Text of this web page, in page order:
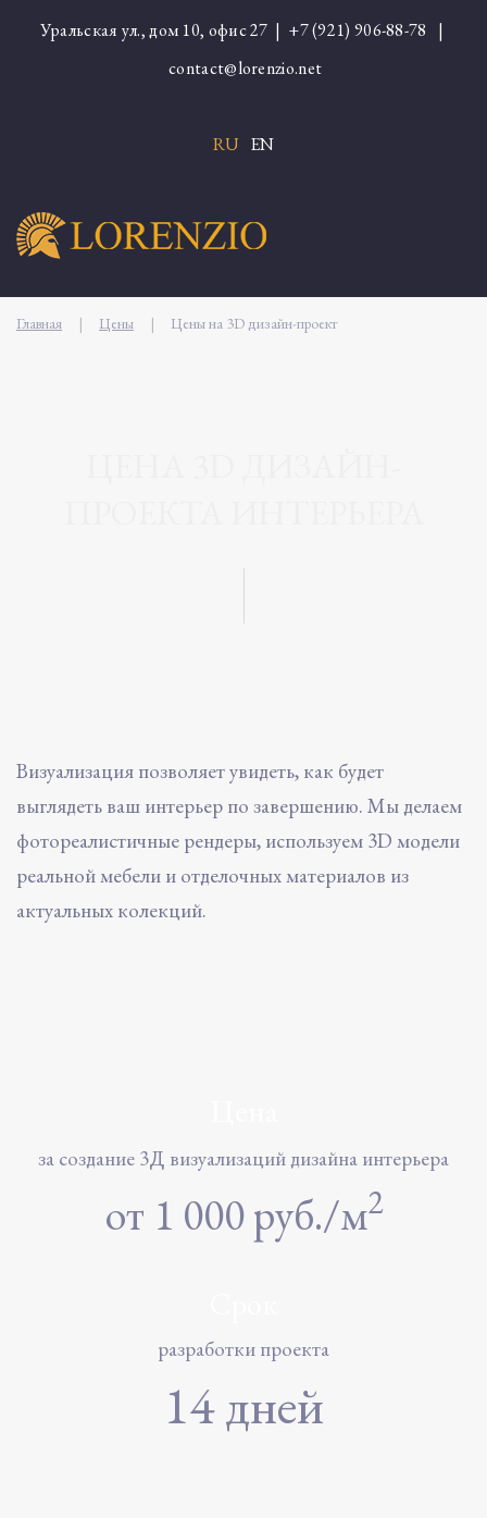
Уральская ул., дом 10, офис 27 | +7 (921) 906-88-78 |
contact@lorenzio.net
RU EN
Главная | Цены | Цены на 3D дизайн-проект
Визуализация позволяет увидеть, как будет
выглядеть ваш интерьер по завершению. Мы делаем
фотореалистичные рендеры, используем 3D модели
реальной мебели и отделочных материалов из
актуальных колекций.
за создание 3Д визуализаций дизайна интерьера
от 1 000 руб./м2
разработки проекта
14 дней